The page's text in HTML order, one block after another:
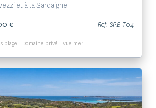
et à la Sardaigne.
€
Ref. SPE-T04
plage Domaine privé Vue mer